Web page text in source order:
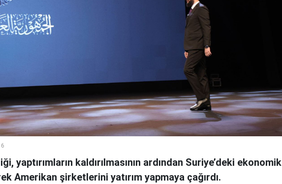
yaptırımların kaldırılmasının ardından Suriye’deki ekonomik
Amerikan şirketlerini yatırım yapmaya çağırdı.